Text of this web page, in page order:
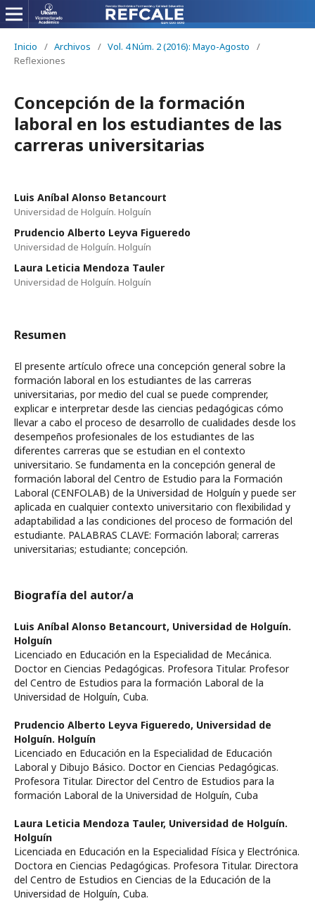
Inicio / Archivos / Vol. 4 Núm. 2 (2016): Mayo-Agosto
/
Reflexiones
Concepción de la formación
laboral en los estudiantes de las
carreras universitarias
Luis Aníbal Alonso Betancourt
Universidad de Holguín. Holguín
Prudencio Alberto Leyva Figueredo
Universidad de Holguín. Holguín
Laura Leticia Mendoza Tauler
Universidad de Holguín. Holguín
Resumen
El presente artículo ofrece una concepción general sobre la
formación laboral en los estudiantes de las carreras
universitarias, por medio del cual se puede comprender,
explicar e interpretar desde las ciencias pedagógicas cómo
llevar a cabo el proceso de desarrollo de cualidades desde los
desempeños profesionales de los estudiantes de las
diferentes carreras que se estudian en el contexto
universitario. Se fundamenta en la concepción general de
formación laboral del Centro de Estudio para la Formación
Laboral (CENFOLAB) de la Universidad de Holguín y puede ser
aplicada en cualquier contexto universitario con flexibilidad y
adaptabilidad a las condiciones del proceso de formación del
estudiante. PALABRAS CLAVE: Formación laboral; carreras
universitarias; estudiante; concepción.
Biografía del autor/a
Luis Aníbal Alonso Betancourt, Universidad de Holguín.
Holguín
Licenciado en Educación en la Especialidad de Mecánica.
Doctor en Ciencias Pedagógicas. Profesora Titular. Profesor
del Centro de Estudios para la formación Laboral de la
Universidad de Holguín, Cuba.
Prudencio Alberto Leyva Figueredo, Universidad de
Holguín. Holguín
Licenciado en Educación en la Especialidad de Educación
Laboral y Dibujo Básico. Doctor en Ciencias Pedagógicas.
Profesora Titular. Director del Centro de Estudios para la
formación Laboral de la Universidad de Holguín, Cuba
Laura Leticia Mendoza Tauler, Universidad de Holguín.
Holguín
Licenciada en Educación en la Especialidad Física y Electrónica.
Doctora en Ciencias Pedagógicas. Profesora Titular. Directora
del Centro de Estudios en Ciencias de la Educación de la
Universidad de Holguín, Cuba.